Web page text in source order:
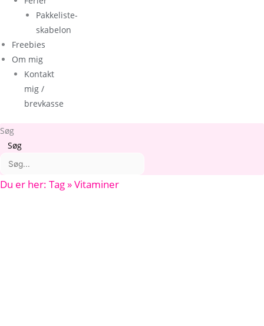
Pakkeliste-
skabelon
Freebies
Om mig
Kontakt
mig /
brevkasse
Søg
Søg
Du er her: Tag » Vitaminer